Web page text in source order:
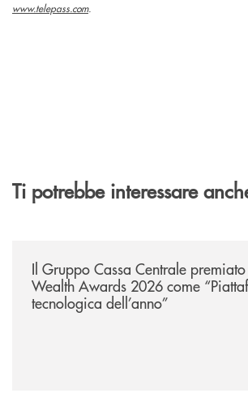
www.telepass.com.
Ti potrebbe interessare
Il Gruppo Cassa Centrale
Wealth Awards 2026 come
tecnologica dell’anno”